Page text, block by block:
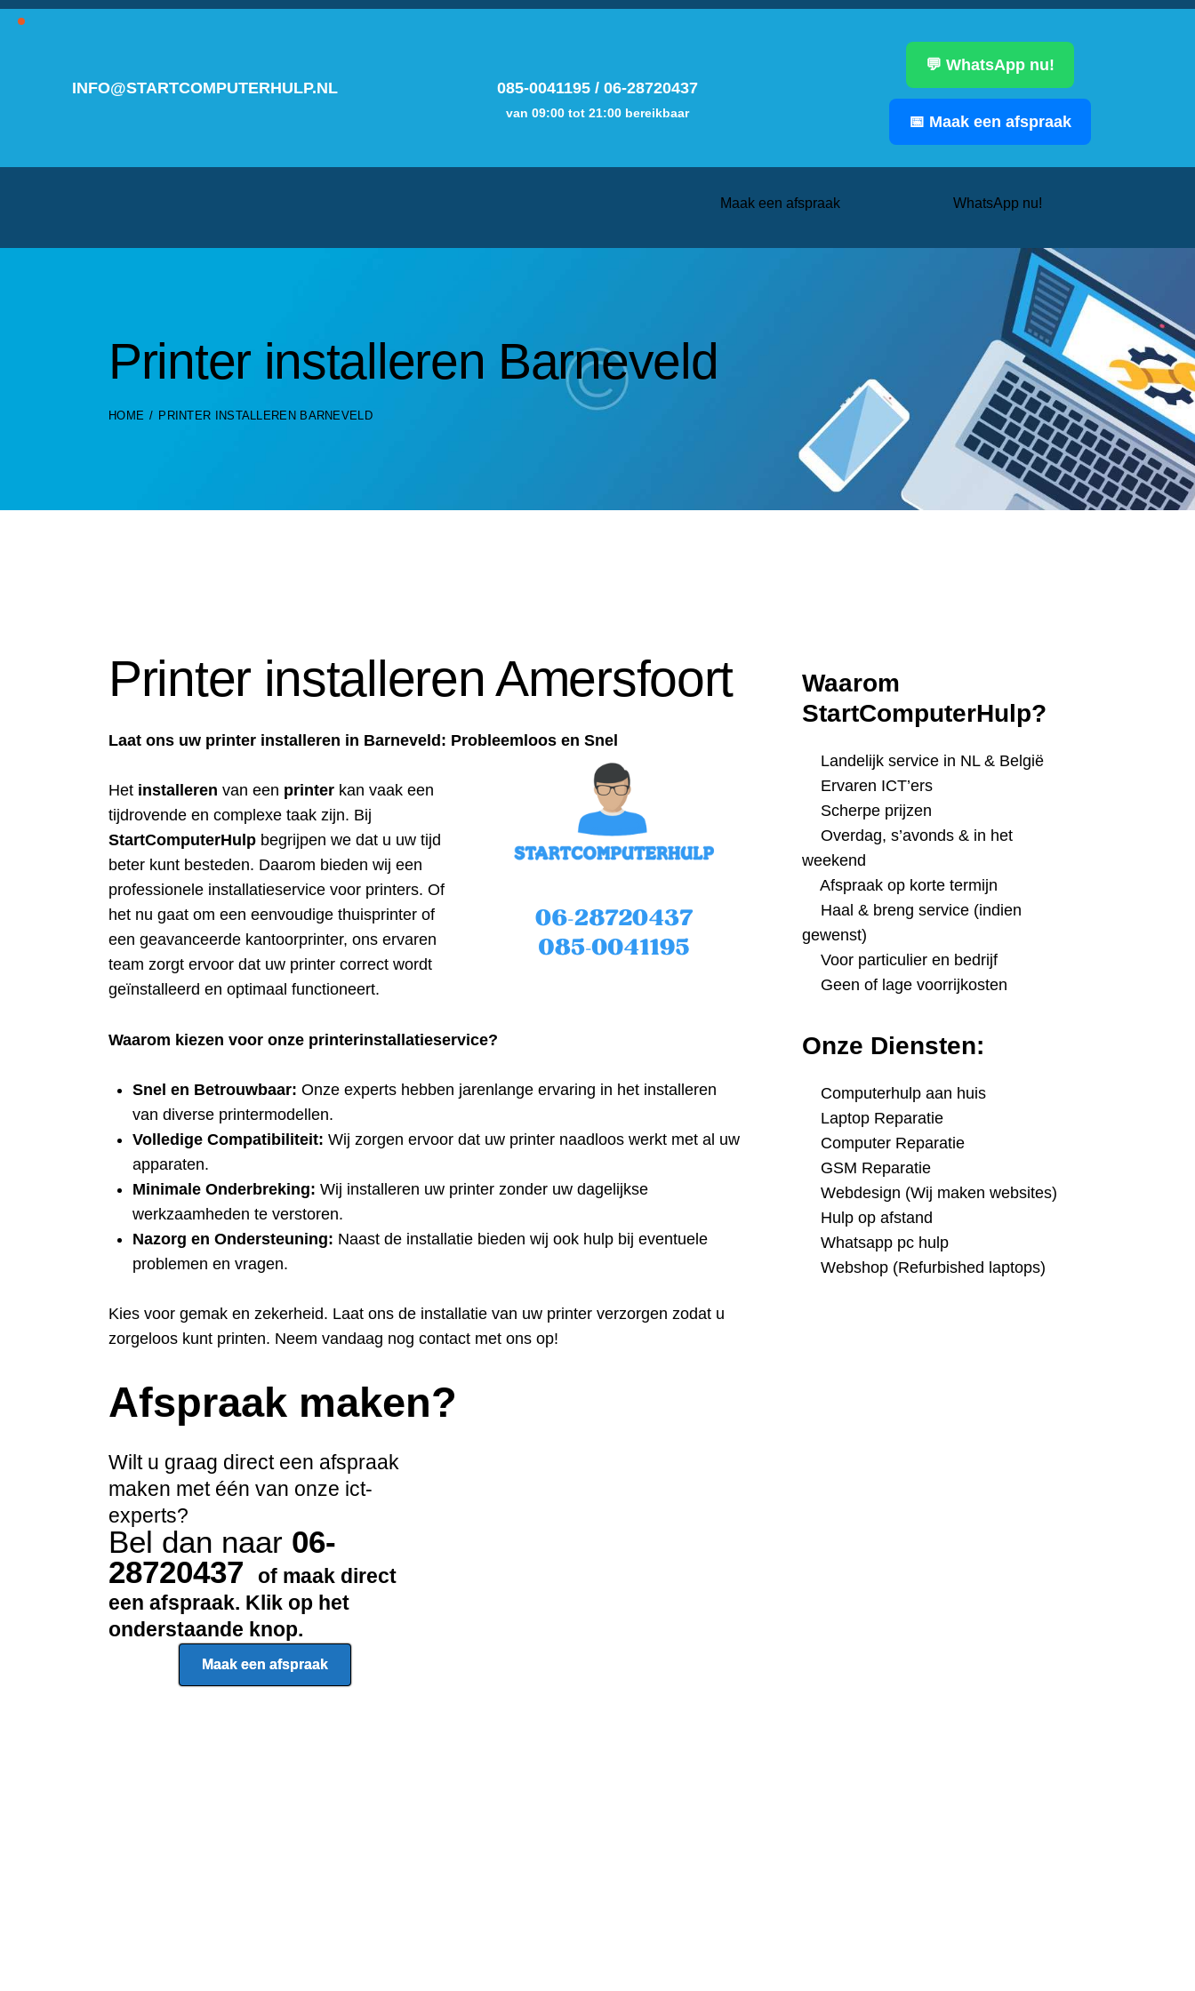
INFO@STARTCOMPUTERHULP.NL 085-0041195/ 06-28720437
van 09:00 tot 21:00 bereikbaar
💬 WhatsApp nu!
📅 Maak een afspraak
Maak een afspraak WhatsApp nu!
Printer installeren Barneveld
HOME PRINTER INSTALLEREN BARNEVELD
Printer installeren Amersfoort
Laat ons uw printer installeren in Barneveld: Probleemloos en Snel
Het installeren van een printer kan vaak een
tijdrovende en complexe taak zijn. Bij
StartComputerHulp begrijpen we dat u uw tijd
beter kunt besteden. Daarom bieden wij een
professionele installatieservice voor printers. Of
het nu gaat om een eenvoudige thuisprinter of
een geavanceerde kantoorprinter, ons ervaren
team zorgt ervoor dat uw printer correct wordt
geïnstalleerd en optimaal functioneert.
Waarom kiezen voor onze printerinstallatieservice?
Snel en Betrouwbaar: Onze experts hebben jarenlange ervaring in het installeren
van diverse printermodellen.
Volledige Compatibiliteit: Wij zorgen ervoor dat uw printer naadloos werkt met al uw
apparaten.
Minimale Onderbreking: Wij installeren uw printer zonder uw dagelijkse
werkzaamheden te verstoren.
Nazorg en Ondersteuning: Naast de installatie bieden wij ook hulp bij eventuele
problemen en vragen.
Kies voor gemak en zekerheid. Laat ons de installatie van uw printer verzorgen zodat u
zorgeloos kunt printen. Neem vandaag nog contact met ons op!
Afspraak maken?
Wilt u graag direct een afspraak
maken met één van onze ict-
experts?
Bel dan naar 06-
28720437
of maak direct
een afspraak. Klik op het
onderstaande knop.
Maak een afspraak
Waarom
StartComputerHulp?
Landelijk service in NL & België
Ervaren ICT’ers
Scherpe prijzen
Overdag, s’avonds & in het
weekend
Afspraak op korte termijn
Haal & breng service (indien
gewenst)
Voor particulier en bedrijf
Geen of lage voorrijkosten
Onze Diensten:
Computerhulp aan huis
Laptop Reparatie
Computer Reparatie
GSM Reparatie
Webdesign (Wij maken websites)
Hulp op afstand
Whatsapp pc hulp
Webshop (Refurbished laptops)